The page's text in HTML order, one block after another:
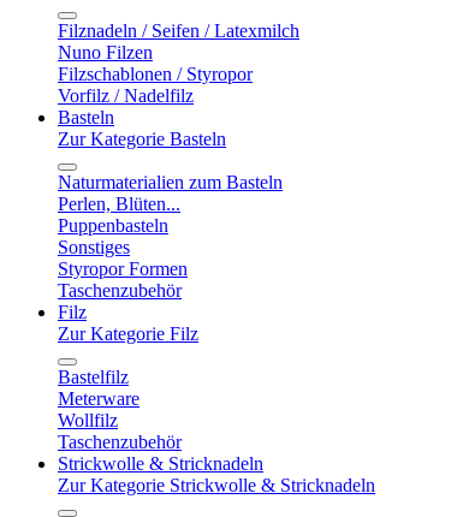
Filznadeln / Seifen / Latexmilch
Nuno Filzen
Filzschablonen / Styropor
Vorfilz / Nadelfilz
Basteln
Zur Kategorie Basteln
Naturmaterialien zum Basteln
Perlen, Blüten...
Puppenbasteln
Sonstiges
Styropor Formen
Taschenzubehör
Filz
Zur Kategorie Filz
Bastelfilz
Meterware
Wollfilz
Taschenzubehör
Strickwolle & Stricknadeln
Zur Kategorie Strickwolle & Stricknadeln